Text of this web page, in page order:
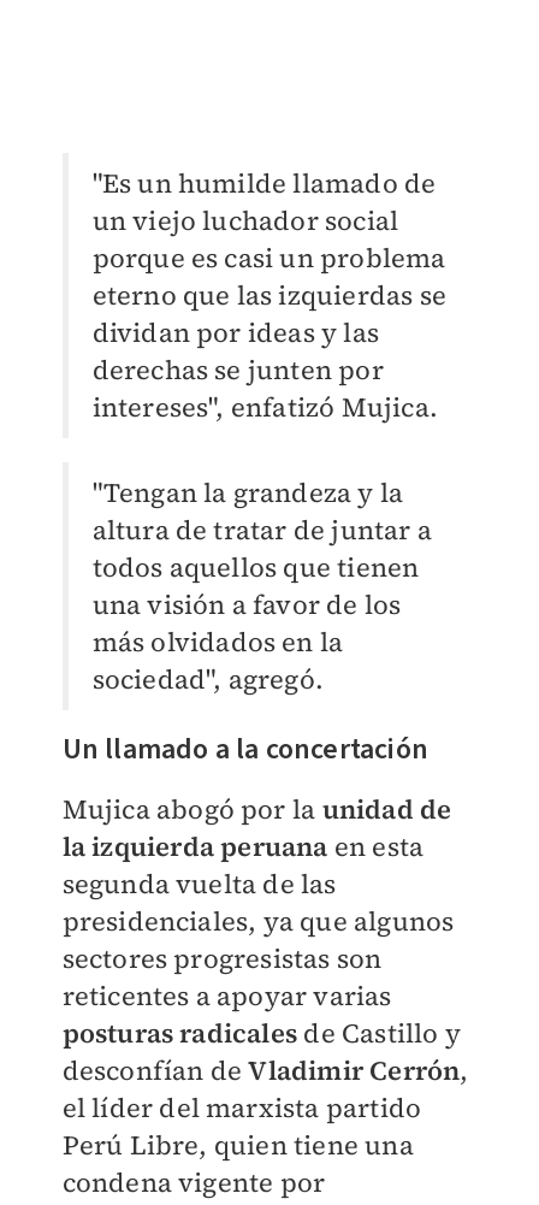
"Es un humilde llamado de
un viejo luchador social
porque es casi un problema
eterno que las izquierdas se
dividan por ideas y las
derechas se junten por
intereses", enfatizó Mujica.
"Tengan la grandeza y la
altura de tratar de juntar a
todos aquellos que tienen
una visión a favor de los
más olvidados en la
sociedad", agregó.
Un llamado a la concertación
Mujica abogó por la unidad de
la izquierdaperuana en esta
segunda vuelta de las
presidenciales, ya que algunos
sectores progresistas son
reticentes a apoyar varias
posturas radicales de Castillo y
desconfían deVladimir Cerrón,
el líder del marxista partido
Perú Libre, quien tiene una
condena vigente por